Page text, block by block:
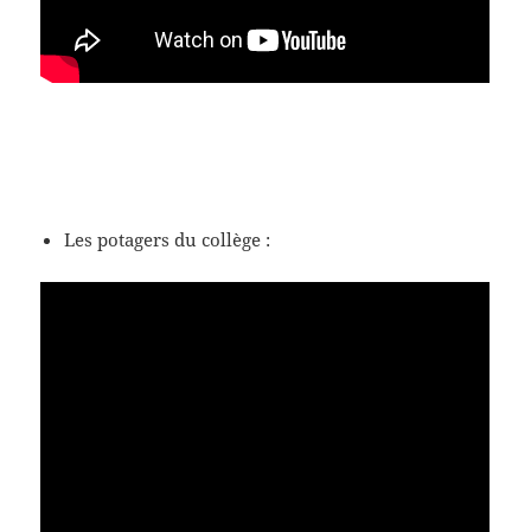
Les potagers du collège :